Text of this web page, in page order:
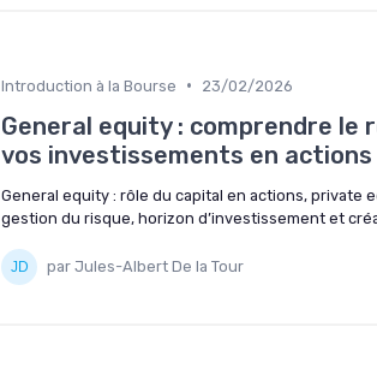
Introduction à la Bourse • 23/02/2026
General equity : comprendre le
vos investissements en actions
General equity : rôle du capital en actions,
gestion du risque, horizon d’investissement et
par Jules-Albert De la Tour